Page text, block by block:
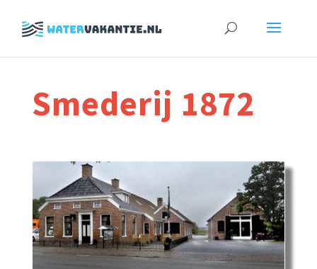
Zoeken
Smederij 1872